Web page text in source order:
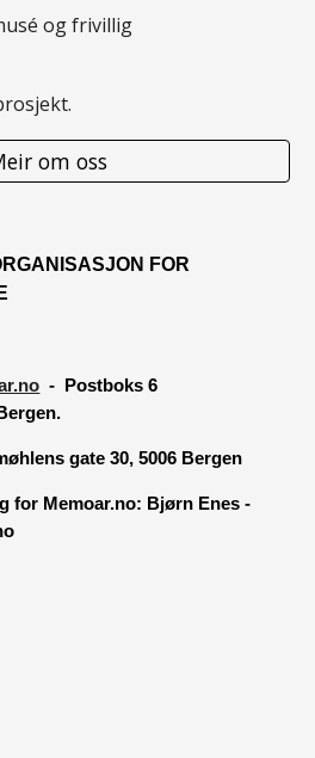
og frivillig
om oss
FOR
- Postboks 6
gate 30, 5006 Bergen
for Memoar.no: Bjørn Enes -